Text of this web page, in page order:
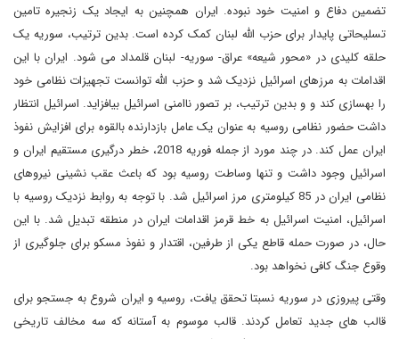
تضمین دفاع و امنیت خود نبوده. ایران همچنین به ایجاد یک زنجیره تامین
تسلیحاتی پایدار برای حزب الله لبنان کمک کرده است. بدین ترتیب، سوریه یک
حلقه کلیدی در «محور شیعه» عراق- سوریه- لبنان قلمداد می شود. ایران با این
اقدامات به مرزهای اسرائیل نزدیک شد و حزب الله توانست تجهیزات نظامی خود
را بهسازی کند و و بدین ترتیب، بر تصور ناامنی اسرائیل بیافزاید. اسرائیل انتظار
داشت حضور نظامی روسیه به عنوان یک عامل بازدارنده بالقوه برای افزایش نفوذ
ایران عمل کند. در چند مورد از جمله فوریه 2018، خطر درگیری مستقیم ایران و
اسرائیل وجود داشت و تنها وساطت روسیه بود که باعث عقب نشینی نیروهای
نظامی ایران در 85 کیلومتری مرز اسرائیل شد. با توجه به روابط نزدیک روسیه با
اسرائیل، امنیت اسرائیل به خط قرمز اقدامات ایران در منطقه تبدیل شد. با این
حال، در صورت حمله قاطع یکی از طرفین، اقتدار و نفوذ مسکو برای جلوگیری از
وقوع جنگ کافی نخواهد بود.
وقتی پیروزی در سوریه نسبتا تحقق یافت، روسیه و ایران شروع به جستجو برای
قالب های جدید تعامل کردند. قالب موسوم به آستانه که سه مخالف تاریخی